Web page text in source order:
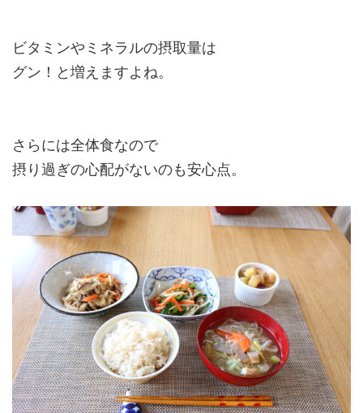
ビタミンやミネラルの摂取量は
グン！と増えますよね。
さらには全体食なので
摂り過ぎの心配がないのも安心点。